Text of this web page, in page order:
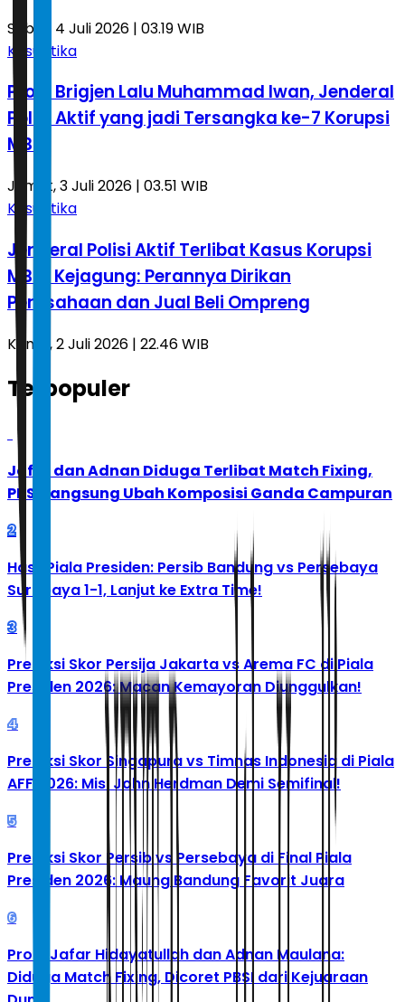
Sabtu, 4 Juli 2026 | 03.19 WIB
Kasuistika
Profil Brigjen Lalu Muhammad Iwan, Jenderal
Polisi Aktif yang jadi Tersangka ke-7 Korupsi
MBG
Jumat, 3 Juli 2026 | 03.51 WIB
Kasuistika
Jenderal Polisi Aktif Terlibat Kasus Korupsi
MBG, Kejagung: Perannya Dirikan
Perusahaan dan Jual Beli Ompreng
Kamis, 2 Juli 2026 | 22.46 WIB
Terpopuler
Jafar dan Adnan Diduga Terlibat Match Fixing,
PBSI Langsung Ubah Komposisi Ganda Campuran
2
Hasil Piala Presiden: Persib Bandung vs Persebaya
Surabaya 1-1, Lanjut ke Extra Time!
3
Prediksi Skor Persija Jakarta vs Arema FC di Piala
Presiden 2026: Macan Kemayoran Diunggulkan!
4
Prediksi Skor Singapura vs Timnas Indonesia di Piala
AFF 2026: Misi John Herdman Demi Semifinal!
5
Prediksi Skor Persib vs Persebaya di Final Piala
Presiden 2026: Maung Bandung Favorit Juara
6
Profil Jafar Hidayatullah dan Adnan Maulana:
Diduga Match Fixing, Dicoret PBSI dari Kejuaraan